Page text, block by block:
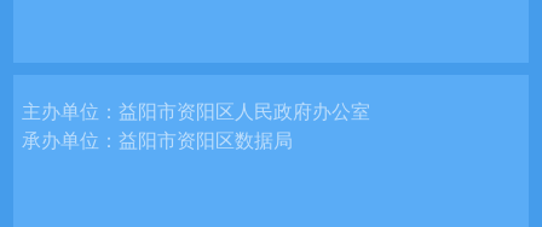
主办单位：益阳市资阳区人民政府办公室
承办单位：益阳市资阳区数据局